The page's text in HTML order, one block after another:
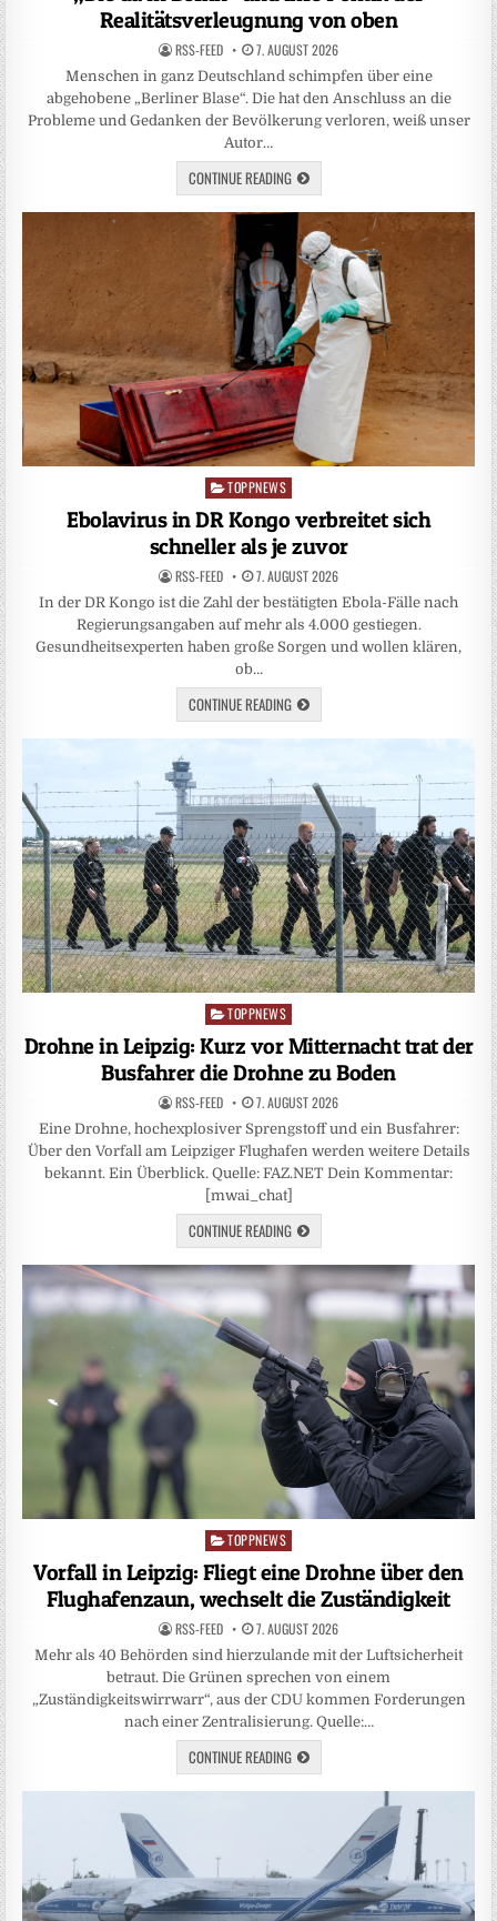
Realitätsverleugnung von oben
RSS-FEED 7. AUGUST 2026
Menschen in ganz Deutschland schimpfen über eine
abgehobene „Berliner Blase“. Die hat den Anschluss an die
Probleme und Gedanken der Bevölkerung verloren, weiß unser
Autor…
CONTINUE READING
Posted
in
TOPPNEWS
Ebolavirus in DR Kongo verbreitet sich
schneller als je zuvor
RSS-FEED 7. AUGUST 2026
In der DR Kongo ist die Zahl der bestätigten Ebola-Fälle nach
Regierungsangaben auf mehr als 4.000 gestiegen.
Gesundheitsexperten haben große Sorgen und wollen klären,
ob…
CONTINUE READING
Posted
in
TOPPNEWS
Drohne in Leipzig: Kurz vor Mitternacht trat der
Busfahrer die Drohne zu Boden
RSS-FEED 7. AUGUST 2026
Eine Drohne, hochexplosiver Sprengstoff und ein Busfahrer:
Über den Vorfall am Leipziger Flughafen werden weitere Details
bekannt. Ein Überblick. Quelle: FAZ.NET Dein Kommentar:
[mwai_chat]
CONTINUE READING
Posted
in
TOPPNEWS
Vorfall in Leipzig: Fliegt eine Drohne über den
Flughafenzaun, wechselt die Zuständigkeit
RSS-FEED 7. AUGUST 2026
Mehr als 40 Behörden sind hierzulande mit der Luftsicherheit
betraut. Die Grünen sprechen von einem
„Zuständigkeitswirrwarr“, aus der CDU kommen Forderungen
nach einer Zentralisierung. Quelle:…
CONTINUE READING